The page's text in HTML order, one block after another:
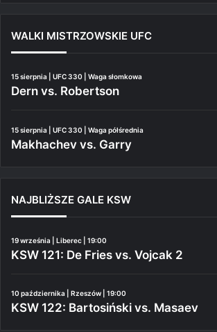
WALKI MISTRZOWSKIE UFC
15 sierpnia | UFC 330 | Waga słomkowa
Dern vs. Robertson
15 sierpnia | UFC 330 | Waga półśrednia
Makhachev vs. Garry
NAJBLIŻSZE GALE KSW
19 września | Liberec | 19:00
KSW 121: De Fries vs. Vojcak 2
10 października | Rzeszów | 19:00
KSW 122: Bartosiński vs. Masaev